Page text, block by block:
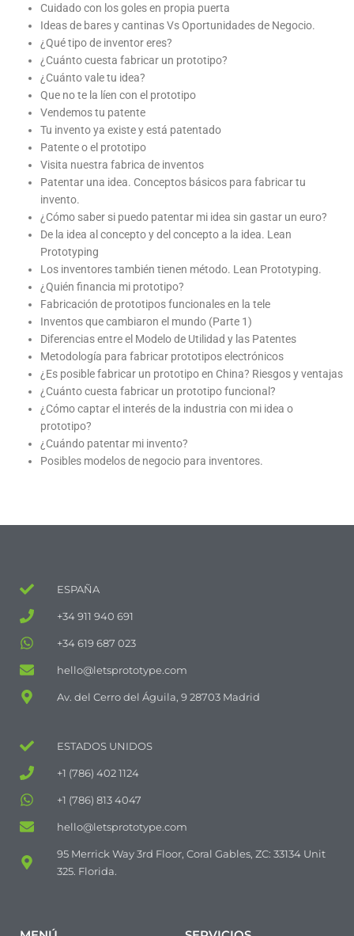
Cuidado con los goles en propia puerta
Ideas de bares y cantinas Vs Oportunidades de Negocio.
¿Qué tipo de inventor eres?
¿Cuánto cuesta fabricar un prototipo?
¿Cuánto vale tu idea?
Que no te la líen con el prototipo
Vendemos tu patente
Tu invento ya existe y está patentado
Patente o el prototipo
Visita nuestra fabrica de inventos
Patentar una idea. Conceptos básicos para fabricar tu
invento.
¿Cómo saber si puedo patentar mi idea sin gastar un euro?
De la idea al concepto y del concepto a la idea. Lean
Prototyping
Los inventores también tienen método. Lean Prototyping.
¿Quién financia mi prototipo?
Fabricación de prototipos funcionales en la tele
Inventos que cambiaron el mundo (Parte 1)
Diferencias entre el Modelo de Utilidad y las Patentes
Metodología para fabricar prototipos electrónicos
¿Es posible fabricar un prototipo en China? Riesgos y ventajas
¿Cuánto cuesta fabricar un prototipo funcional?
¿Cómo captar el interés de la industria con mi idea o
prototipo?
¿Cuándo patentar mi invento?
Posibles modelos de negocio para inventores.
ESPAÑA
+34 911 940 691
+34 619 687 023
hello@letsprototype.com
Av. del Cerro del Águila, 9 28703 Madrid
ESTADOS UNIDOS
+1 (786) 402 1124
+1 (786) 813 4047
hello@letsprototype.com
95 Merrick Way 3rd Floor, Coral Gables, ZC: 33134 Unit
325. Florida.